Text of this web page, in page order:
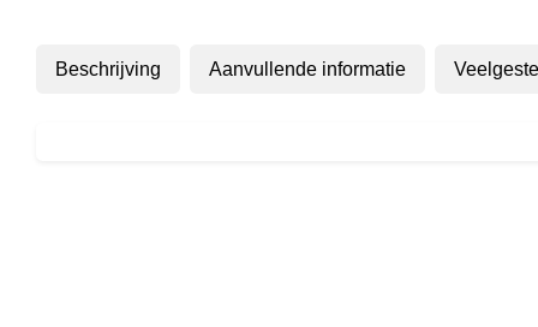
Beschrijving Aanvullende informatie